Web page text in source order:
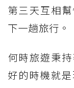
第三天互相
下一趟旅行。
何時旅遊秉
好的時機就